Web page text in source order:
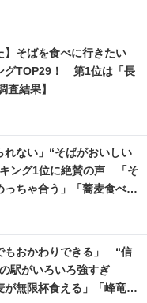
】そばを食べに行きたい
グTOP29！ 第1位は「長
査結果】
れない」“そばがおいしい
ング1位に絶賛の声 「そ
っちゃ合う」「蕎麦食べる
もおかわりできる」 “信
駅がいろいろ強すぎ
無限杯食える」「峰竜太